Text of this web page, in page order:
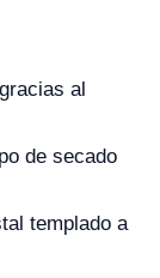
al
de secado
templado a